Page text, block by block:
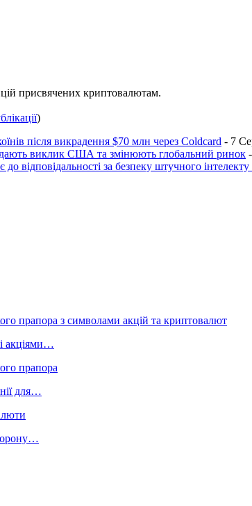
присвячених криптовалютам.
)
після викрадення $70 млн через Coldcard - 7
виклик США та змінюють глобальний ринок
відповідальності за безпеку штучного
акціями…
для…